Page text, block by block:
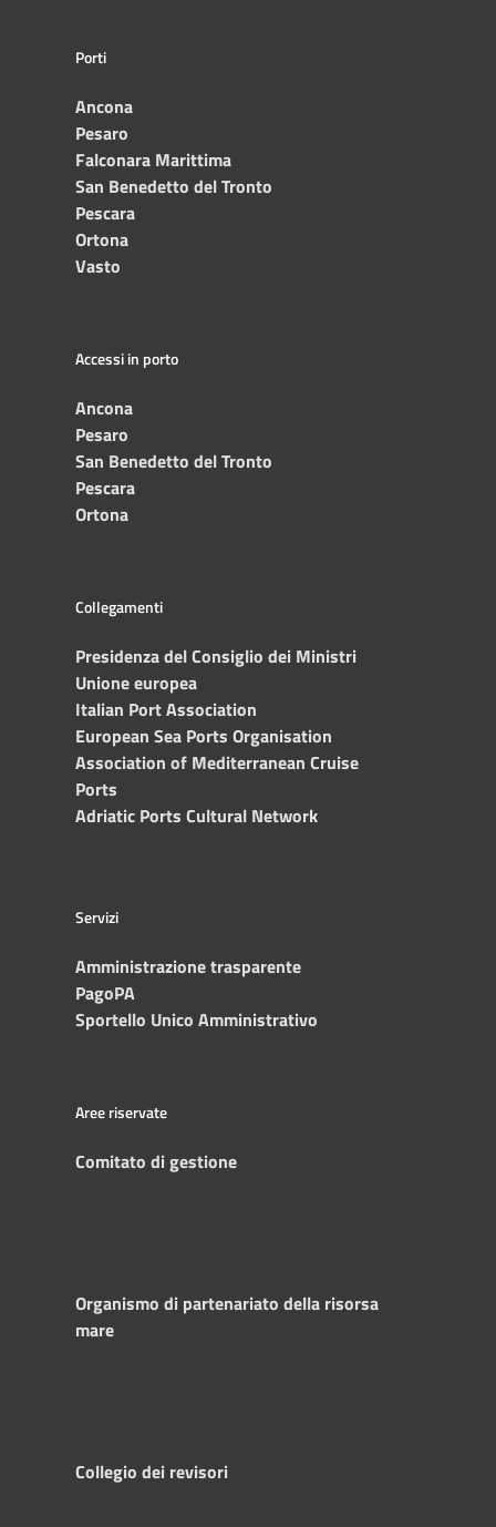
Porti
Ancona
Pesaro
Falconara Marittima
San Benedetto del Tronto
Pescara
Ortona
Vasto
Accessi in porto
Ancona
Pesaro
San Benedetto del Tronto
Pescara
Ortona
Collegamenti
Presidenza del Consiglio dei Ministri
Unione europea
Italian Port Association
European Sea Ports Organisation
Association of Mediterranean Cruise
Ports
Adriatic Ports Cultural Network
Servizi
Amministrazione trasparente
PagoPA
Sportello Unico Amministrativo
Aree riservate
Comitato di gestione
Organismo di partenariato della risorsa
mare
Collegio dei revisori